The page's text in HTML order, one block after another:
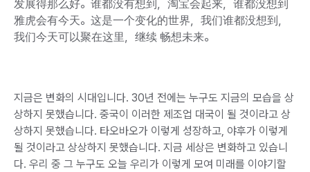
发展得那么好。谁都没有想到，淘宝会起来，谁都没想到
雅虎会有今天。这是一个变化的世界，我们谁都没想到，
我们今天可以聚在这里，继续 畅想未来。
지금은 변화의 시대입니다. 30년 전에는 누구도 지금의 모습을 상
상하지 못했습니다. 중국이 이러한 제조업 대국이 될 것이라고 상
상하지 못했습니다. 타오바오가 이렇게 성장하고, 야후가 이렇게
될 것이라고 상상하지 못했습니다. 지금 세상은 변화하고 있습니
다. 우리 중 그 누구도 오늘 우리가 이렇게 모여 미래를 이야기할